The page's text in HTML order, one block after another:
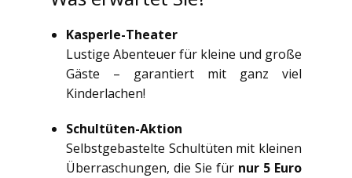
Kasperle-Theater
Lustige Abenteuer für kleine und große
Gäste – garantiert mit ganz viel
Kinderlachen!
Schultüten-Aktion
Selbstgebastelte Schultüten mit kleinen
Überraschungen, die Sie für nur 5 Euro